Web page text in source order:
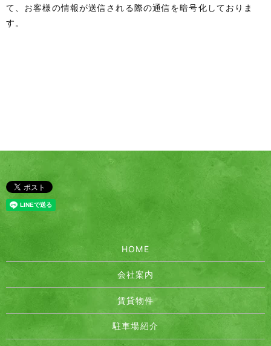
て、お客様の情報が送信される際の通信を暗号化しておりま
す。
HOME
会社案内
賃貸物件
駐車場紹介